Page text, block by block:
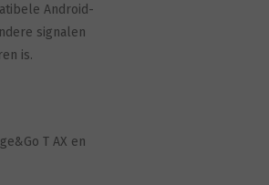
Android-
signalen
is.
T AX en